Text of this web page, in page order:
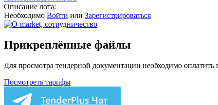
Описание лота:
Необходимо Войти или Зарегистрироваться
Прикреплённые файлы
Для просмотра тендерной документации необходимо оплатить
Посмотреть тарифы